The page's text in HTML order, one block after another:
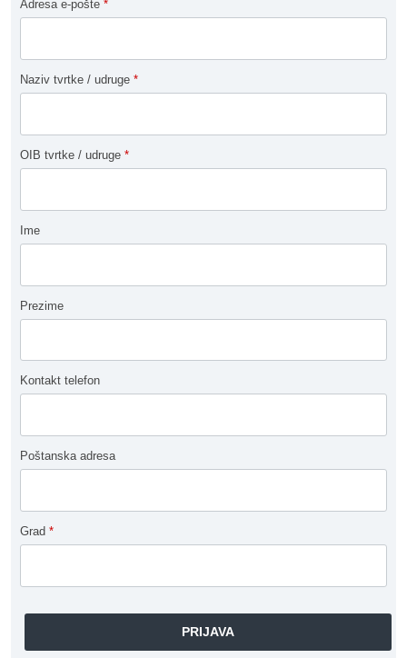
Adresa e-pošte *
Naziv tvrtke / udruge *
OIB tvrtke / udruge *
Ime
Prezime
Kontakt telefon
Poštanska adresa
Grad *